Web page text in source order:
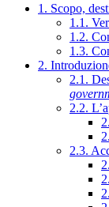
1. Scopo,
1.1.
1.2.
1.3.
2.
2.1.
2.2.
2.3.